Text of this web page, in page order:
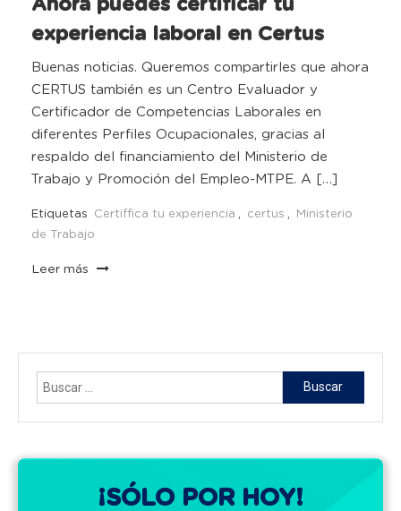
Ahora puedes certificar tu
experiencia laboral en Certus
Buenas noticias. Queremos compartirles que ahora
CERTUS también es un Centro Evaluador y
Certificador de Competencias Laborales en
diferentes Perfiles Ocupacionales, gracias al
respaldo del financiamiento del Ministerio de
Trabajo y Promoción del Empleo-MTPE. A […]
Etiquetas Certiffica tu experiencia , certus ,
Ministerio
de Trabajo
Leer más
Buscar:
¡SÓLO POR HOY!